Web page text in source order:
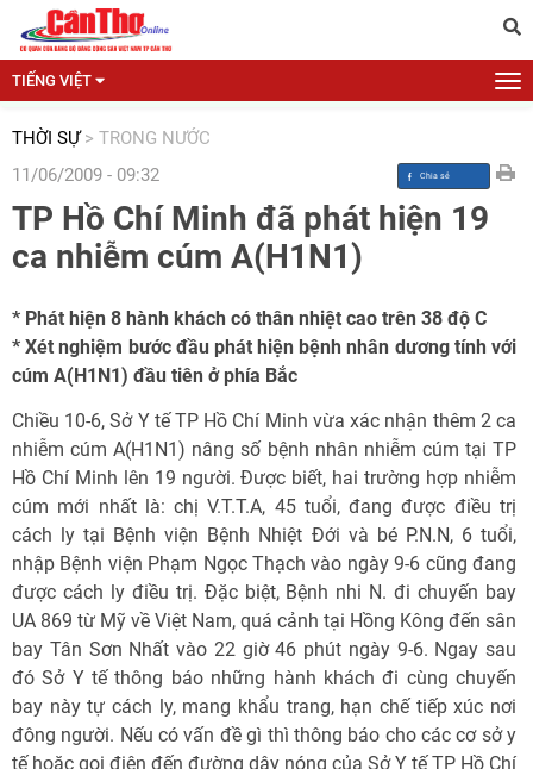
TIẾNG VIỆT
THỜI SỰ > TRONG NƯỚC
11/06/2009 - 09:32
TP Hồ Chí Minh đã phát hiện 19
ca nhiễm cúm A(H1N1)
* Phát hiện 8 hành khách có thân nhiệt cao trên 38 độ C
* Xét nghiệm bước đầu phát hiện bệnh nhân dương tính với
cúm A(H1N1) đầu tiên ở phía Bắc
Chiều 10-6, Sở Y tế TP Hồ Chí Minh vừa xác nhận thêm 2 ca
nhiễm cúm A(H1N1) nâng số bệnh nhân nhiễm cúm tại TP
Hồ Chí Minh lên 19 người. Được biết, hai trường hợp nhiễm
cúm mới nhất là: chị V.T.T.A, 45 tuổi, đang được điều trị
cách ly tại Bệnh viện Bệnh Nhiệt Đới và bé P.N.N, 6 tuổi,
nhập Bệnh viện Phạm Ngọc Thạch vào ngày 9-6 cũng đang
được cách ly điều trị. Đặc biệt, Bệnh nhi N. đi chuyến bay
UA 869 từ Mỹ về Việt Nam, quá cảnh tại Hồng Kông đến sân
bay Tân Sơn Nhất vào 22 giờ 46 phút ngày 9-6. Ngay sau
đó Sở Y tế thông báo những hành khách đi cùng chuyến
bay này tự cách ly, mang khẩu trang, hạn chế tiếp xúc nơi
đông người. Nếu có vấn đề gì thì thông báo cho các cơ sở y
tế hoặc gọi điện đến đường dây nóng của Sở Y tế TP Hồ Chí